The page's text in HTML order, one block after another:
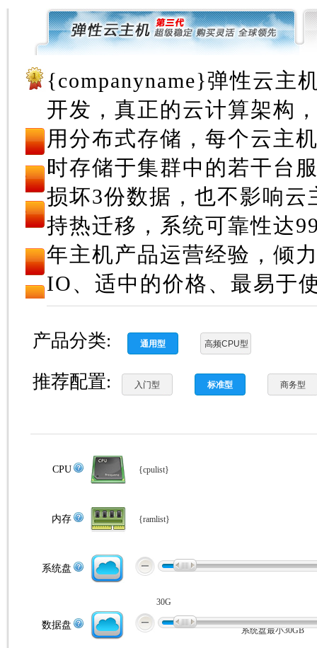
{companyname}弹性云主
开发，真正的云计算架构
用分布式存储，每个云主
时存储于集群中的若干台
损坏3份数据，也不影响
持热迁移，系统可靠性达
年主机产品运营经验，倾
IO、适中的价格、最易于
产品分类:
推荐配置:
CPU {cpulist}
内存 {ramlist}
系统盘
30G
系统盘最小30GB
数据盘